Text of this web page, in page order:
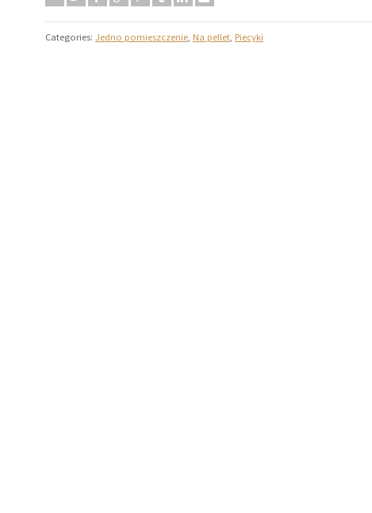
Categories: Jedno pomieszczenie Na pellet Piecyki